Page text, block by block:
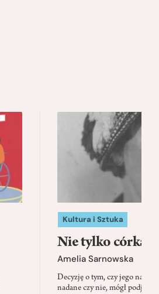
Kultura i Sztuka
Nie tylko córka
Amelia Sarnowska
Decyzję o tym, czy jego
nadane czy nie, mógł podjąć